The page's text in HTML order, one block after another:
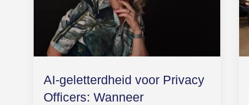
AI-geletterdheid voor Privacy
Officers: Wanneer